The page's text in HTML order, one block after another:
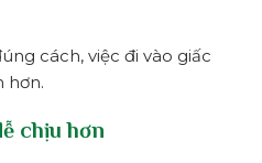
cách, việc đi vào giấc
hơn.
chịu hơn